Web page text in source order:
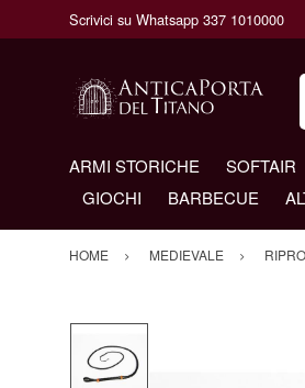
Scrivici su Whatsapp 337 1010000
ARMI STORICHE SOFTAIR
GIOCHI
BARBECUE
HOME MEDIEVALE